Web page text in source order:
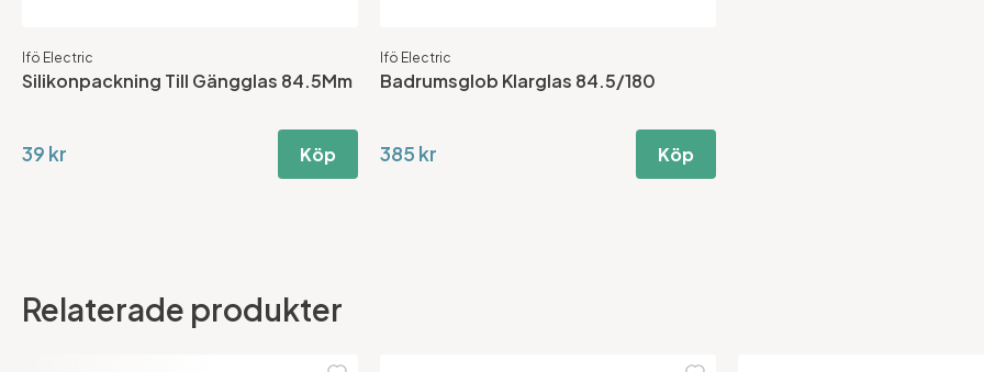
Ifö Electric
Silikonpackning Till Gängglas 84.5Mm
39 kr Köp
Ifö Electric
Badrumsglob Klarglas 84.5/180
385 kr Köp
Relaterade produkter